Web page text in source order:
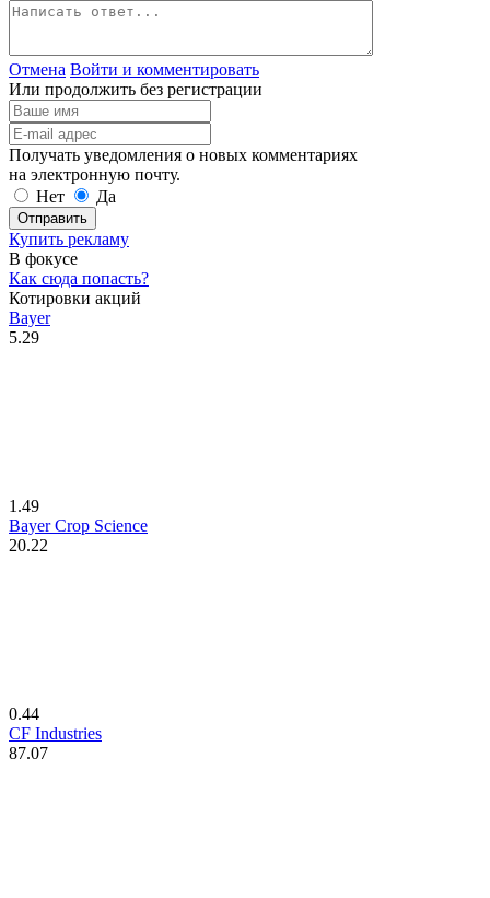
Отмена Войти и комментировать
Или продолжить без регистрации
Получать уведомления о новых комментариях
на электронную почту.
Нет
Да
Отправить
Купить рекламу
В фокусе
Как сюда попасть?
Котировки акций
Bayer
5.29
1.49
Bayer Crop Science
20.22
0.44
CF Industries
87.07